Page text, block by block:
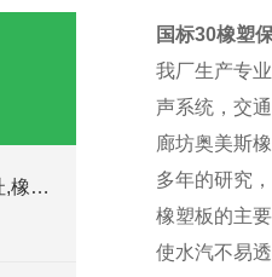
防火海绵橡塑保温板厂家地址,橡塑批发商
国标30橡塑
我厂生产专
声系统，交
廊坊奥美斯
多年的研究
橡塑板的主
使水汽不易